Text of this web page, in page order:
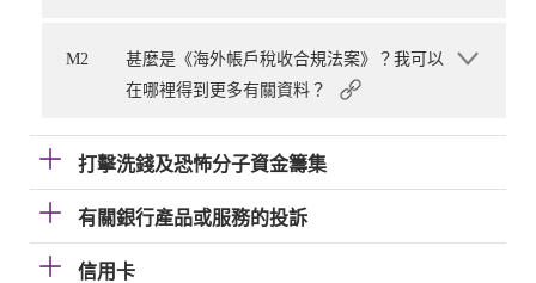
M2
甚麼是《海外帳戶稅收合規法案》？我可以
在哪裡得到更多有關資料？
打擊洗錢及恐怖分子資金籌集
有關銀行產品或服務的投訴
信用卡